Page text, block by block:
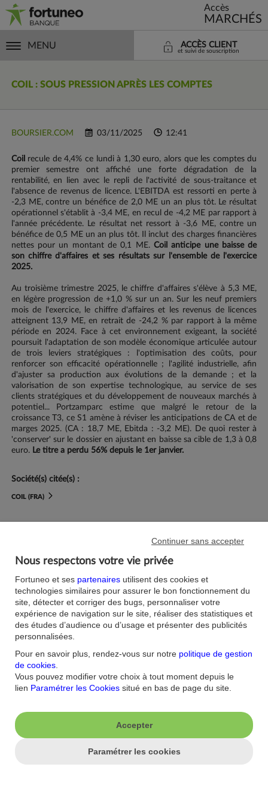
Accès
MARCHÉS
MENU ACCÈS CLIENT
et suivi de souscription
COIL : SOUS PRESSION APRÈS LES COMPTES
BOURSIER.COM 03/11/2025 12:41
Coil recule de 4,4% ce lundi à 1,30 euro, alors que les comptes du
premier semestre ont affiché une forte dégradation de la
rentabilité, en lien avec le repli de l'activité de sous-traitance et
l'absence de revenus de licence. L'EBITDA est ressorti en perte à
-2,3 ME, contre un bénéfice de 2,0 ME un an plus tôt. Le résultat
opérationnel s'établit à -3,4 ME, en recul de -4,2 ME par rapport à
l'année précédente. Le résultat net ressort à -3,6 ME, contre un
bénéfice de 0,5 ME un an plus tôt. Il inclut des charges financières
nettes pour un montant de 0,1 ME.Coil anticipe une baisse de
son chiffre d'affaires et ses résultats sur l'ensemble de l'exercice
2025.
Au troisième trimestre 2025, le chiffre d'affaires s'élève à 5,3 ME,
en légère progression de +1,0 % sur un an. Sur les neuf premiers
mois de l'exercice, le chiffre d'affaires et les revenus de licences
atteignent 13,9 ME, en retrait de -24,2 % par rapport à la même
période en 2024. Face à cet environnement exigeant, la société
poursuit l'adaptation de son modèle économique articulée autour
de trois leviers stratégiques : l'optimisation des coûts, pour
renforcer son efficacité opérationnelle ; l'agilité industrielle, afin
d'ajuster sa production aux évolutions de la demande ; et la
valorisation de son expertise technologique, au service de ses
clients stratégiques et du développement de nouveaux marchés à
potentiel... Portzamparc estime que malgré le retour de la
croissance T3, ce S1 amène à réviser les anticipations de CA et de
marges 2025. (CA : 18,7 ME, Ebitda : -3,2 ME). De quoi rester à
'conserver' sur le dossier en ajustant en baisse sa cible de 1,3 à 0,8
euro. Le titre a perdu 56% depuis le 1er janvier.
Société(s) citée(s) :
COIL (FRA)
Nos offres du moment
Parrainage
Fortuneo sur votre mobile
Recrutement
Conditions Générales
Accessibilité : non
conforme
Sécurité
Nos formulaires
Mentions légales
Plan du site
Nous respectons votre vie privée
Fortuneo et ses partenaires utilisent des cookies et
technologies similaires pour assurer le bon fonctionnement du
site, détecter et corriger des bugs, personnaliser votre
expérience de navigation sur le site, réaliser des statistiques et
des études d’audience ou d’usage et présenter des publicités
personnalisées.
Pour en savoir plus, rendez-vous sur notre politique de gestion
de cookies
Vous pouvez modifier votre choix à tout moment depuis le
lien Paramétrer les Cookies situé en bas de page du site.
Accepter
Continuer sans accepter
Paramétrer les cookies